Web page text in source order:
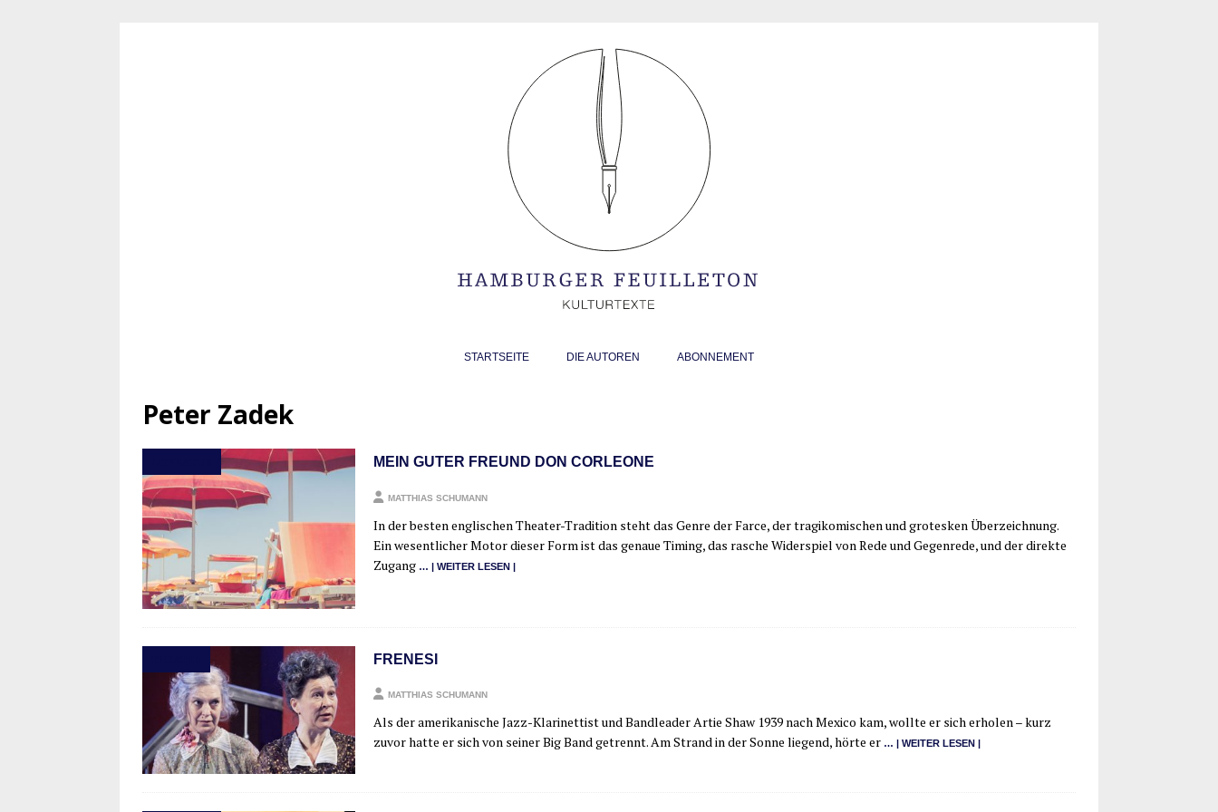
STARTSEITE DIE AUTOREN ABONNEMENT
Peter Zadek
MEIN GUTER FREUND DON CORLEONE
MATTHIAS SCHUMANN
In der bes­ten eng­li­schen The­a­­ter-Tra­­di­­ti­on steht das Gen­re der Far­ce, der tra­gi­ko­mi­schen und gro­tes­ken Über­zeich­nung.
Ein wesent­li­cher Motor die­ser Form ist das genaue Timing, das rasche Wider­spiel von Rede und Gegen­re­de, und der direk­te
Zugang … | WEI­TER LESEN |
FRENESI
MATTHIAS SCHUMANN
Als der ame­ri­ka­ni­sche Jazz-Kla­ri­­ne­t­­tist und Band­lea­der Artie Shaw 1939 nach Mexi­co kam, woll­te er sich erho­len – kurz
zuvor hat­te er sich von sei­ner Big Band getrennt. Am Strand in der Son­ne lie­gend, hör­te er … | WEI­TER LESEN |